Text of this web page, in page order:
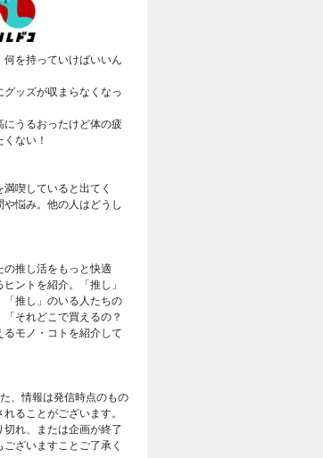
を持っていけばいいん
ッズが収まらなくなっ
うるおったけど体の疲
ない！
満喫していると出てく
悩み。他の人はどうし
推し活をもっと快適
ントを紹介。「推し」
推し」のいる人たちの
それどこで買えるの？
モノ・コトを紹介して
、情報は発信時点のもの
ることがございます。
れ、または企画が終了
ざいますことご了承く